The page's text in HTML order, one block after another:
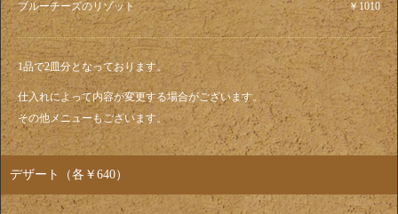
ブルーチーズのリゾット ￥1010
1品で2皿分となっております。
仕入れによって内容が変更する場合がございます。
その他メニューもございます。
デザート（各￥640）